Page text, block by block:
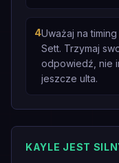
4Uważaj na
Sett. Trzymaj
odpowiedź, nie
jeszcze ulta.
KAYLE JEST